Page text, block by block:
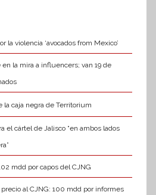
la violencia ‘avocados from Mexico’
en la mira a influencers; van 19 de
la caja negra de Territorium
el cártel de Jalisco “en ambos lados
mdd por capos del CJNG
precio al CJNG: 100 mdd por informes